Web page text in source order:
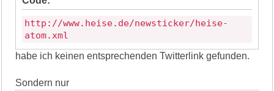
http://www.heise.de/newsticker/heise-
atom.xml
habe ich keinen entsprechenden Twitterlink gefunden.
Sondern nur